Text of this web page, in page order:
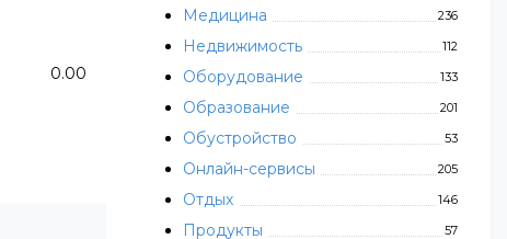
Медицина 236
Недвижимость 112
Оборудование 133
Образование 201
Обустройство 53
Онлайн-сервисы 205
Отдых 146
Продукты 57
0.00